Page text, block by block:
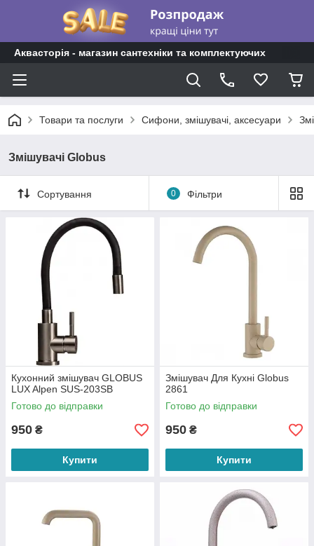
Аквасторія - магазин сантехніки та комплектуючих
Товари та послуги Сифони, змішувачі, аксесуари
Змішувачі Globus
Сортування 0 Фільтри
Кухонний змішувач GLOBUS
LUX Alpen SUS-203SB
Готово до відправки
950 ₴
Купити
Змішувач Для Кухні Globus
2861
Готово до відправки
950 ₴
Купити